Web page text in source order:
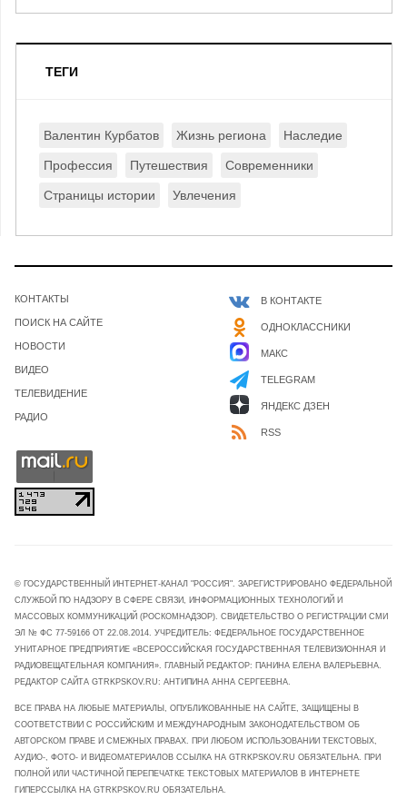
ТЕГИ
Валентин Курбатов Жизнь региона Наследие
Профессия Путешествия Современники
Страницы истории Увлечения
КОНТАКТЫ
ПОИСК НА САЙТЕ
НОВОСТИ
ВИДЕО
ТЕЛЕВИДЕНИЕ
РАДИО
В КОНТАКТЕ
ОДНОКЛАССНИКИ
МАКС
TELEGRAM
ЯНДЕКС ДЗЕН
RSS
© ГОСУДАРСТВЕННЫЙ ИНТЕРНЕТ-КАНАЛ "РОССИЯ". ЗАРЕГИСТРИРОВАНО ФЕДЕРАЛЬНОЙ
СЛУЖБОЙ ПО НАДЗОРУ В СФЕРЕ СВЯЗИ, ИНФОРМАЦИОННЫХ ТЕХНОЛОГИЙ И
МАССОВЫХ КОММУНИКАЦИЙ (РОСКОМНАДЗОР). СВИДЕТЕЛЬСТВО О РЕГИСТРАЦИИ СМИ
ЭЛ № ФС 77-59166 ОТ 22.08.2014. УЧРЕДИТЕЛЬ: ФЕДЕРАЛЬНОЕ ГОСУДАРСТВЕННОЕ
УНИТАРНОЕ ПРЕДПРИЯТИЕ «ВСЕРОССИЙСКАЯ ГОСУДАРСТВЕННАЯ ТЕЛЕВИЗИОННАЯ И
РАДИОВЕЩАТЕЛЬНАЯ КОМПАНИЯ». ГЛАВНЫЙ РЕДАКТОР: ПАНИНА ЕЛЕНА ВАЛЕРЬЕВНА.
РЕДАКТОР САЙТА GTRKPSKOV.RU: АНТИПИНА АННА СЕРГЕЕВНА.
ВСЕ ПРАВА НА ЛЮБЫЕ МАТЕРИАЛЫ, ОПУБЛИКОВАННЫЕ НА САЙТЕ, ЗАЩИЩЕНЫ В
СООТВЕТСТВИИ С РОССИЙСКИМ И МЕЖДУНАРОДНЫМ ЗАКОНОДАТЕЛЬСТВОМ ОБ
АВТОРСКОМ ПРАВЕ И СМЕЖНЫХ ПРАВАХ. ПРИ ЛЮБОМ ИСПОЛЬЗОВАНИИ ТЕКСТОВЫХ,
АУДИО-, ФОТО- И ВИДЕОМАТЕРИАЛОВ ССЫЛКА НА GTRKPSKOV.RU ОБЯЗАТЕЛЬНА. ПРИ
ПОЛНОЙ ИЛИ ЧАСТИЧНОЙ ПЕРЕПЕЧАТКЕ ТЕКСТОВЫХ МАТЕРИАЛОВ В ИНТЕРНЕТЕ
ГИПЕРССЫЛКА НА GTRKPSKOV.RU ОБЯЗАТЕЛЬНА.